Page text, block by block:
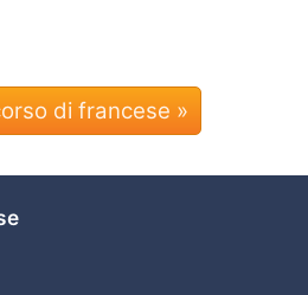
di francese »